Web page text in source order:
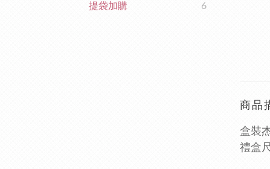
提袋加購
6
商品
盒裝
禮盒